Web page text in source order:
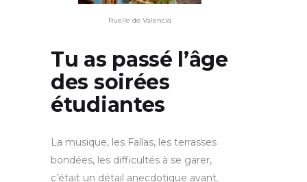
Ruelle de Valencia
Tu as passé l’âge
des soirées
étudiantes
La musique, les Fallas, les terrasses
bondées, les difficultés à se garer,
c’était un détail anecdotique avant.